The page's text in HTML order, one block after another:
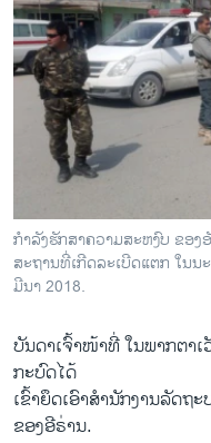
ອິດສະຫຼະພາບດ້ານການຂ່າວ
ຊີວິດຊາວລາວ
ຊຸມຊົນຊາວລາວ
ວິທະຍາສາດ-ເທັກໂນໂລຈີ
ທຸລະກິດ
ພາສາອັງກິດ
ວີດີໂອ
ສຽງ
ລາຍການກະຈາຍສຽງ
ລາຍງານ
ຕິດຕາມພວກເຮົາ ທີ່
ກຳລັງຮັກສາຄວາມສະຫງົບ ຂອ
ສະຖານທີ່ເກີດລະເບີດແຕກ ໃນ
ມີນາ 2018.
ບັນດາເຈົ້າໜ້າທີ່ ໃນພາກຕາ
ກະບົດໄດ້
ເຂົ້າຍຶດເອົາສຳນັກງານລັດຖ
ຂອງອີຣ່ານ.